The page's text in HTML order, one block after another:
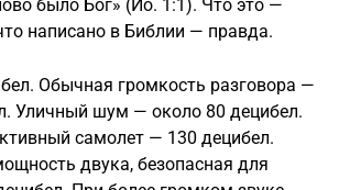
было Бог» (Ио. 1:1). Что это —
написано в Библии — правда.
Обычная громкость разговора —
Уличный шум — около 80 децибел.
самолет — 130 децибел.
двука, безопасная для